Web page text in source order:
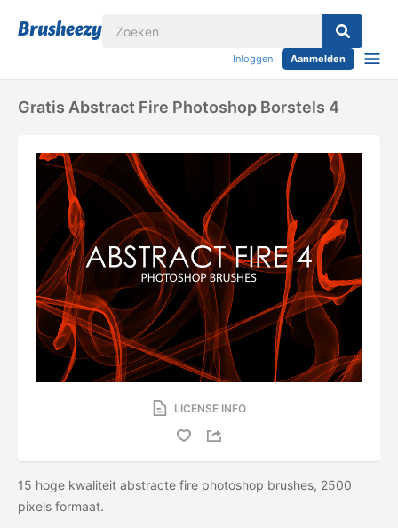
Inloggen Aanmelden
Gratis Abstract Fire Photoshop Borstels 4
LICENSE INFO
15 hoge kwaliteit abstracte fire photoshop brushes, 2500
pixels formaat.